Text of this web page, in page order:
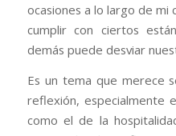
ocasiones a lo largo de
cumplir con ciertos
demás puede desviar
Es un tema que merece
reflexión, especialmente
como el de la